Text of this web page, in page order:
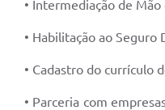
• Intermediação de Mão
• Habilitação ao Seguro
• Cadastro do currículo
• Parceria com